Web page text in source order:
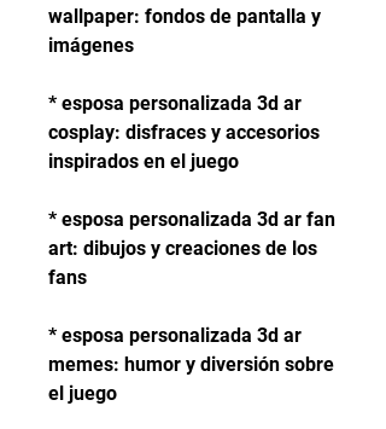
wallpaper: fondos de pantalla y
imágenes
* esposa personalizada 3d ar
cosplay: disfraces y accesorios
inspirados en el juego
* esposa personalizada 3d ar fan
art: dibujos y creaciones de los
fans
* esposa personalizada 3d ar
memes: humor y diversión sobre
el juego